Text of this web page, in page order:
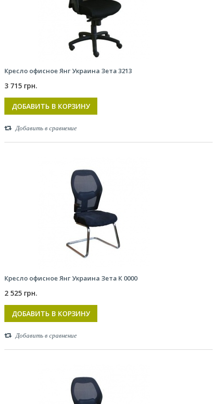
Кресло офисное Янг Украина Зета 3213
3 715 грн.
ДОБАВИТЬ В КОРЗИНУ
Добавить в сравнение
Кресло офисное Янг Украина Зета К 0000
2 525 грн.
ДОБАВИТЬ В КОРЗИНУ
Добавить в сравнение